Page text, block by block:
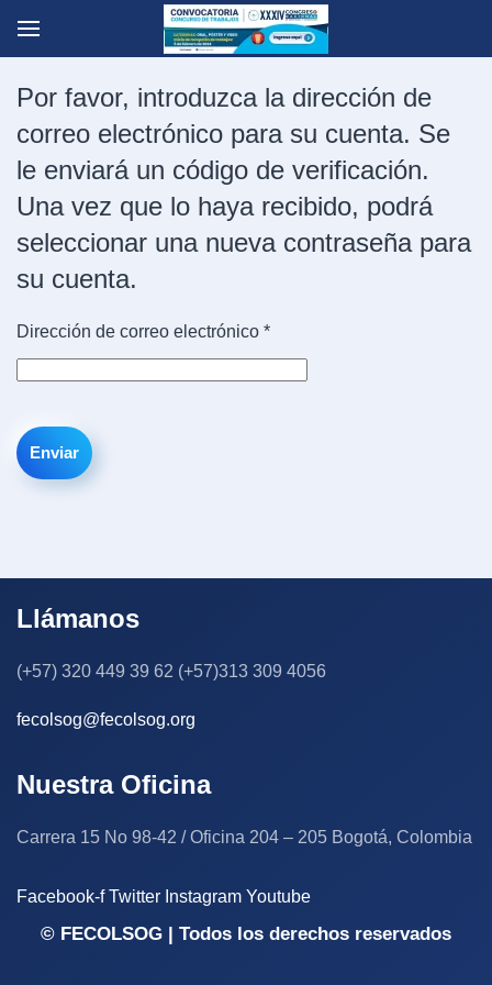
Skip to main content
Por favor, introduzca la dirección de
correo electrónico para su cuenta. Se
le enviará un código de verificación.
Una vez que lo haya recibido, podrá
seleccionar una nueva contraseña para
su cuenta.
Dirección de correo electrónico *
Enviar
Llámanos
(+57) 320 449 39 62 (+57)313 309 4056
fecolsog@fecolsog.org
Nuestra Oficina
Carrera 15 No 98-42 / Oficina 204 – 205 Bogotá, Colombia
Facebook-f Twitter Instagram Youtube
© FECOLSOG | Todos los derechos reservados